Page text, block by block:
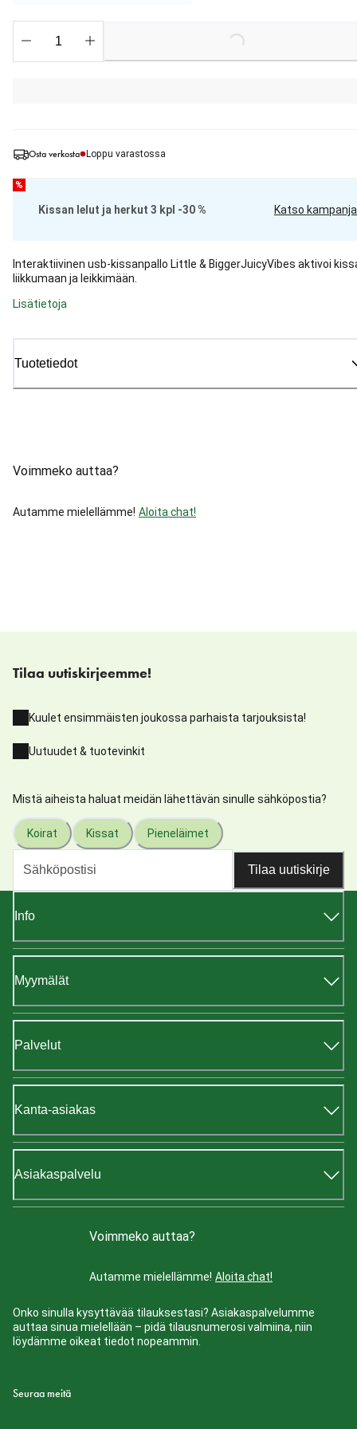
Osta verkosta Loppu varastossa
%
Kissan lelut ja herkut 3 kpl -30 % Katso kampanja
Interaktiivinen usb-kissanpallo Little & BiggerJuicyVibes aktivoi
liikkumaan ja leikkimään.
Lisätietoja
Tuotetiedot
Voimmeko auttaa?
Autamme mielellämme! Aloita chat!
Loading...
Tilaa uutiskirjeemme!
Kuulet ensimmäisten joukossa parhaista tarjouksista!
Uutuudet & tuotevinkit
Mistä aiheista haluat meidän lähettävän sinulle sähköpostia?
Koirat Kissat Pieneläimet
Tilaa uutiskirje
Info
Myymälät
Palvelut
Kanta-asiakas
Asiakaspalvelu
Voimmeko auttaa?
Autamme mielellämme! Aloita chat!
Onko sinulla kysyttävää tilauksestasi? Asiakaspalvelumme
auttaa sinua mielellään – pidä tilausnumerosi valmiina, niin
löydämme oikeat tiedot nopeammin.
Seuraa meitä